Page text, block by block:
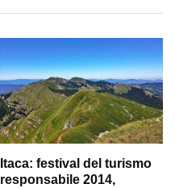
Itaca: festival del turismo
responsabile 2014,